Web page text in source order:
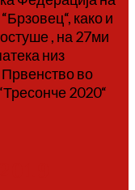
како и
, на 27ми
низ
во
2020“